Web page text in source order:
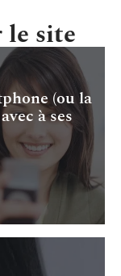
le site
(ou la
à ses